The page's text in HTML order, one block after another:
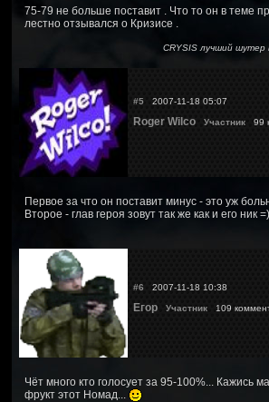
75-79 не больше поставит . Что то он в теме
лестно отзывался о Кризисе .
CRYSIS лучший шутер
#5 2007-11-18 05:07
Roger Wilco Участник 99
Первое за что он поставит минус - это уж
Второе - глав героя зовут так же как и его ник =)
#6 2007-11-18 10:38
Егор Участник 109
Чёт много кто голосует за 95-100%... Кажись
фрукт этот Номад...